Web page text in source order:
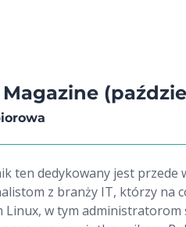
ten dedykowany jest przede
z branży IT, którzy na
Linux, w tym